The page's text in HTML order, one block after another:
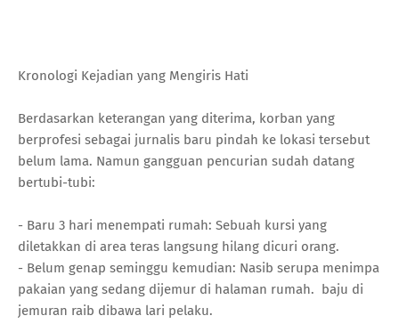
Kronologi Kejadian yang Mengiris Hati
Berdasarkan keterangan yang diterima, korban yang
berprofesi sebagai jurnalis baru pindah ke lokasi tersebut
belum lama. Namun gangguan pencurian sudah datang
bertubi-tubi:
- Baru 3 hari menempati rumah: Sebuah kursi yang
diletakkan di area teras langsung hilang dicuri orang.
- Belum genap seminggu kemudian: Nasib serupa menimpa
pakaian yang sedang dijemur di halaman rumah. baju di
jemuran raib dibawa lari pelaku.